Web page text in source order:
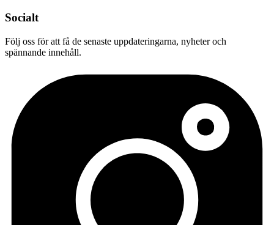
Socialt
Följ oss för att få de senaste uppdateringarna, nyheter och
spännande innehåll.